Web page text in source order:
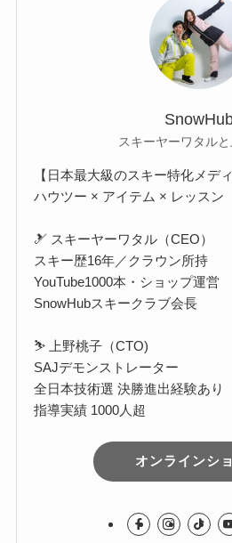
スキーヤーワタル
【日本最大級のスキー特化メディ
ハウツー × アイテム × レッスン
🎿 スキーヤーワタル（CEO）
スキー歴16年／クラウン所持
YouTube1000本・ショップ運営
SnowHubスキークラブ会長
⛷️ 上野桃子（CTO)
SAJデモンストレーター
全日本技術選 決勝進出経験あり
指導実績 1000人超
オンラインシ